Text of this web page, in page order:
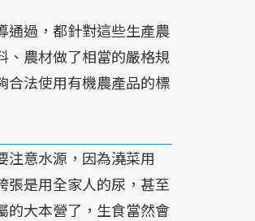
過，都針對這些生產農
、農材做了相當的嚴格規
合法使用有機農產品的標
意水源，因為澆菜用
張是用全家人的尿，甚至
的大本營了，生食當然會